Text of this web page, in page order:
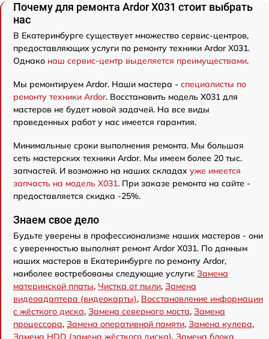
Почему для ремонта Ardor X031 стоит выбрать
нас
В Екатеринбурге существует множество сервис-центров,
предоставляющих услуги по ремонту техники Ardor X031.
Однако наш сервис-центр выделяется преимуществами.
Мы ремонтируем Ardor. Наши мастера - специалисты по
ремонту техники Ardor. Восстановить модель X031 для
мастеров не будет новой задачей. На все виды
проведенных работ у нас имеется гарантия.
Минимальные сроки выполнения ремонта. Мы большая
сеть мастерских техники Ardor. Мы имеем более 20 тыс.
запчастей. И возможно на наших складах уже имеется
запчасть на модель X031. При заказе ремонта на сайте -
предоставляется скидка -25%.
Знаем свое дело
Будьте уверены в профессионализме наших мастеров - они
с уверенностью выполнят ремонт Ardor X031. По данным
наших мастеров в Екатеринбурге по ремонту Ardor,
наиболее востребованы следующие услуги: Замена
материнской платы, Чистка от пыли, Замена
видеоадаптера (видеокарты), Восстановление информации
с жёсткого диска, Замена северного моста, Замена
процессора, Замена оперативной памяти, Замена кулера,
Замена HDD (замена жёсткого диска), Замена блока